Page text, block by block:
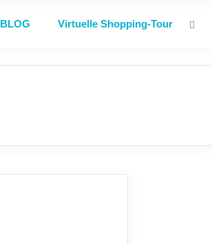
BLOG Virtuelle Shopping-Tour